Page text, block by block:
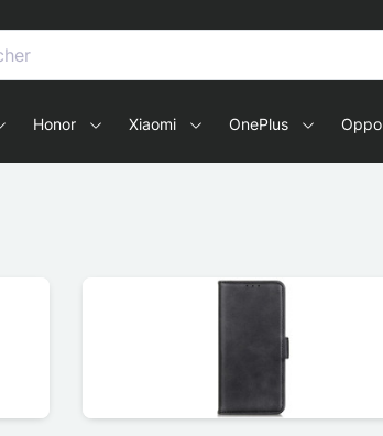
y tablets
Honor Xiaomi OnePlus Oppo